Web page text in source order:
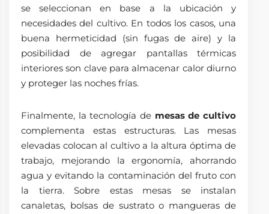
se seleccionan en base a la ubicación y
necesidades del cultivo. En todos los casos, una
buena hermeticidad (sin fugas de aire) y la
posibilidad de agregar pantallas térmicas
interiores son clave para almacenar calor diurno
y proteger las noches frías.
Finalmente, la tecnología de mesas de cultivo
complementa estas estructuras. Las mesas
elevadas colocan al cultivo a la altura óptima de
trabajo, mejorando la ergonomía, ahorrando
agua y evitando la contaminación del fruto con
la tierra. Sobre estas mesas se instalan
canaletas, bolsas de sustrato o mangueras de